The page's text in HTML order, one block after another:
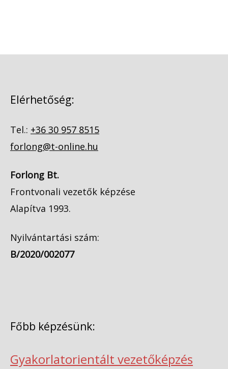
Elérhetőség:
Tel.: +36 30 957 8515
forlong@t-online.hu
Forlong Bt.
Frontvonali vezetők képzése
Alapítva 1993.
Nyilvántartási szám:
B/2020/002077
Főbb képzésünk:
Gyakorlatorientált vezetőképzés